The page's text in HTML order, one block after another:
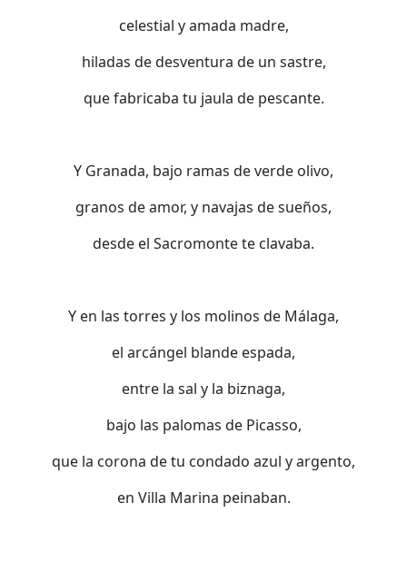
celestial y amada madre,
hiladas de desventura de un sastre,
que fabricaba tu jaula de pescante.
Y Granada, bajo ramas de verde olivo,
granos de amor, y navajas de sueños,
desde el Sacromonte te clavaba.
Y en las torres y los molinos de Málaga,
el arcángel blande espada,
entre la sal y la biznaga,
bajo las palomas de Picasso,
que la corona de tu condado azul y argento,
en Villa Marina peinaban.